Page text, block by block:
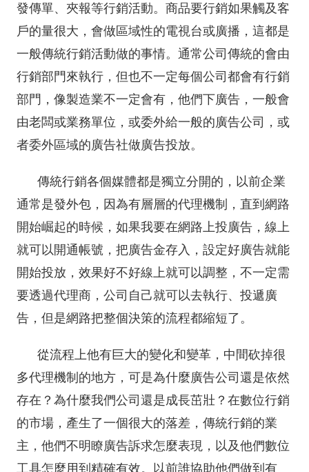
發傳單、夾報等行銷活動。商品要行銷如果觸及客
戶的量很大，會做區域性的電視台或廣播，這都是
一般傳統行銷活動做的事情。通常公司傳統的會由
行銷部門來執行，但也不一定每個公司都會有行銷
部門，像製造業不一定會有，他們下廣告，一般會
由老闆或業務單位，或委外給一般的廣告公司，或
者委外區域的廣告社做廣告投放。
傳統行銷各個媒體都是獨立分開的，以前企業
通常是發外包，因為有層層的代理機制，直到網路
開始崛起的時候，如果我要在網路上投廣告，線上
就可以開通帳號，把廣告金存入，設定好廣告就能
開始投放，效果好不好線上就可以調整，不一定需
要透過代理商，公司自己就可以去執行、投遞廣
告，但是網路把整個決策的流程都縮短了。
從流程上他有巨大的變化和變革，中間砍掉很
多代理機制的地方，可是為什麼廣告公司還是依然
存在？為什麼我們公司還是成長茁壯？在數位行銷
的市場，產生了一個很大的落差，傳統行銷的業
主，他們不明瞭廣告訴求怎麼表現，以及他們數位
工具怎麼用到精確有效。以前誰協助他們做到有